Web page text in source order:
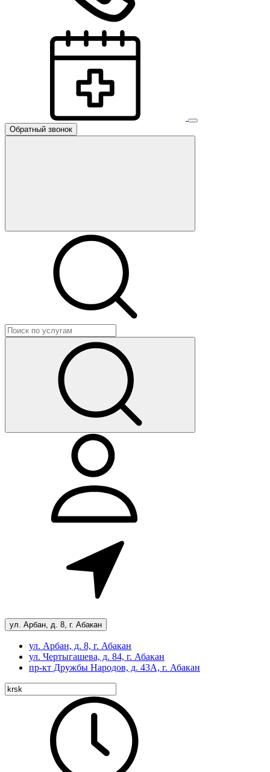
Обратный звонок
ул. Арбан, д. 8, г. Абакан
ул. Арбан, д. 8, г. Абакан
ул. Чертыгашева, д. 84, г. Абакан
пр-кт Дружбы Народов, д. 43А, г. Абакан